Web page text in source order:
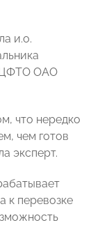
и.о.
ЦФТО ОАО
что нередко
чем готов
эксперт.
к перевозке